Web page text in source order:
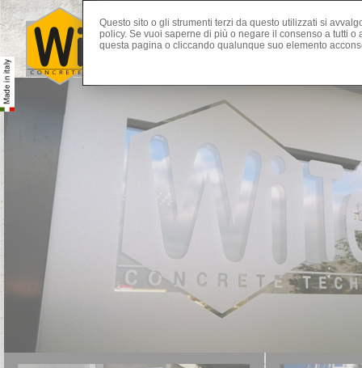
Questo sito o gli strumenti terzi da questo utilizzati si
policy. Se vuoi saperne di più o negare il consenso a tutti
questa pagina o cliccando qualunque suo elemento